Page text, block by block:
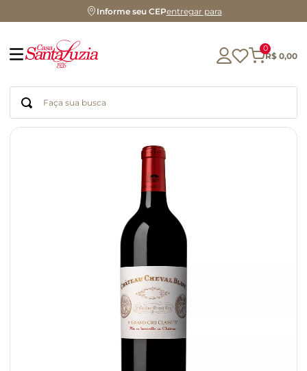
Informe seu CEPentregar para
0
R$ 0,00
Faça sua busca